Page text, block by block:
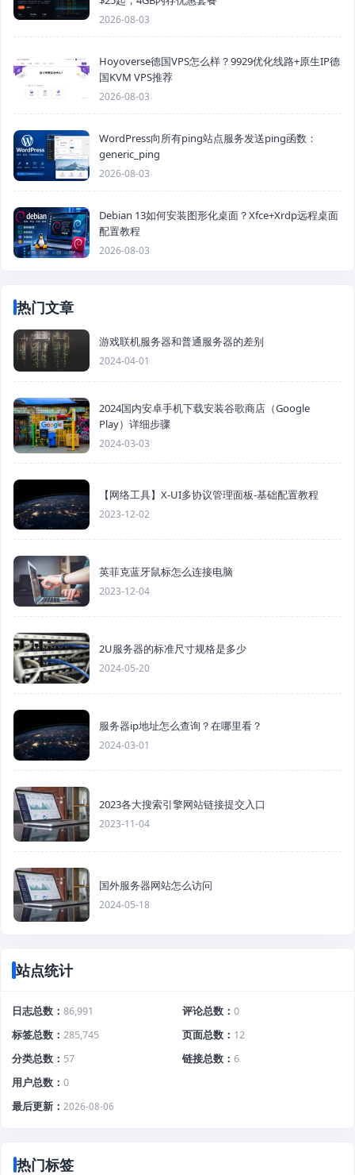
2026-08-03
Hoyoverse德国VPS怎么样？9929优化线路+原生IP德
国KVM VPS推荐
2026-08-03
WordPress向所有ping站点服务发送ping函数：
generic_ping
2026-08-03
Debian 13如何安装图形化桌面？Xfce+Xrdp远程桌面
配置教程
2026-08-03
热门文章
游戏联机服务器和普通服务器的差别
2024-04-01
2024国内安卓手机下载安装谷歌商店（Google
Play）详细步骤
2024-03-03
【网络工具】X-UI多协议管理面板-基础配置教程
2023-12-02
英菲克蓝牙鼠标怎么连接电脑
2023-12-04
2U服务器的标准尺寸规格是多少
2024-05-20
服务器ip地址怎么查询？在哪里看？
2024-03-01
2023各大搜索引擎网站链接提交入口
2023-11-04
国外服务器网站怎么访问
2024-05-18
站点统计
日志总数 86,991 评论总数
0
标签总数
285,745 页面总数
12
分类总数
57 链接总数
6
用户总数
0
最后更新
2026-08-06
热门标签